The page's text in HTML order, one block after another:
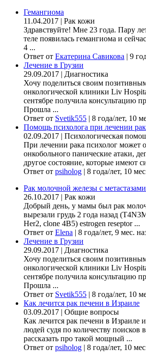
Гемангиома
11.04.2017 | Рак кожи
Здравствуйте! Мне 23 года. Пару
теле появилась гемангиома и
4 ...
Ответ от Екатерина Савикова | 9
Лечение в Грузии
29.09.2017 | Диагностика
Хочу поделиться своим
онкологической клиники Liv
сентябре получила консультацию
Прошла ...
Ответ от Svetik555 | 8 года/лет, 10
Помощь психолога при лечении
02.09.2017 | Психологическая
При лечении рака психолог может
онкобольного панические атаки,
другое состояние, которые имеют
Ответ от psiholog | 8 года/лет, 10
Рак молочной железы с
26.10.2017 | Рак кожи
Добрый день, у мамы был рак
вырезали грудь 2 года назад
Her2, clone 4B5) estrogen reseptor ...
Ответ от Elena | 8 года/лет, 9 мес.
Лечение в Грузии
29.09.2017 | Диагностика
Хочу поделиться своим
онкологической клиники Liv
сентябре получила консультацию
Прошла ...
Ответ от Svetik555 | 8 года/лет, 10
Как лечится рак печени в Израиле
03.09.2017 | Общие вопросы
Как лечится рак печени в Израиле
людей судя по количеству поисков
рассказать про такой мощный ...
Ответ от psiholog | 8 года/лет, 10